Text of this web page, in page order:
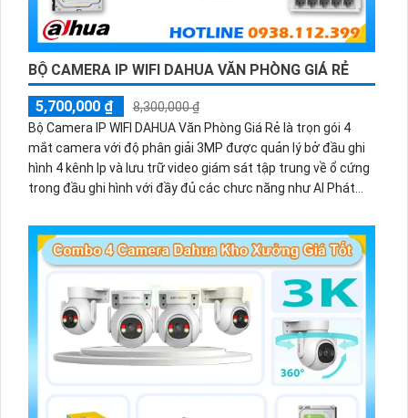
BỘ CAMERA IP WIFI DAHUA VĂN PHÒNG GIÁ RẺ
5,700,000 ₫
8,300,000 ₫
Bộ Camera IP WIFI DAHUA Văn Phòng Giá Rẻ là trọn gói 4
mắt camera với độ phân giải 3MP được quản lý bở đầu ghi
hình 4 kênh Ip và lưu trữ video giám sát tập trung về ổ cứng
trong đầu ghi hình với đầy đủ các chưc năng như AI Phát
có màu vào ban đêm